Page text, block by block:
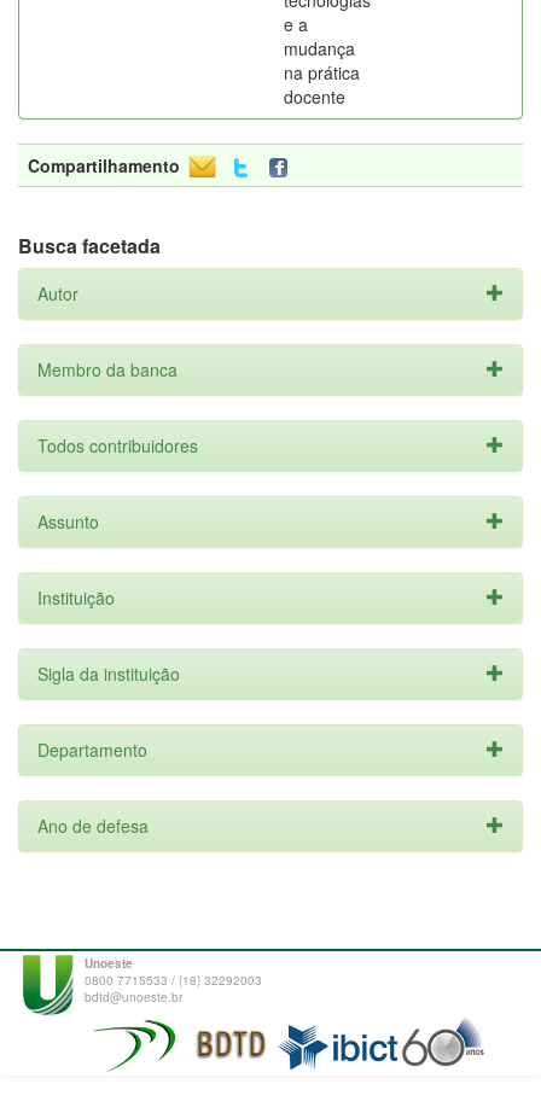
e a
mudança
na prática
docente
Compartilhamento
Busca facetada
Autor
Membro da banca
Todos contribuidores
Assunto
Instituição
Sigla da instituição
Departamento
Ano de defesa
Unoeste
0800 7715533 / (18) 32292003
bdtd@unoeste.br